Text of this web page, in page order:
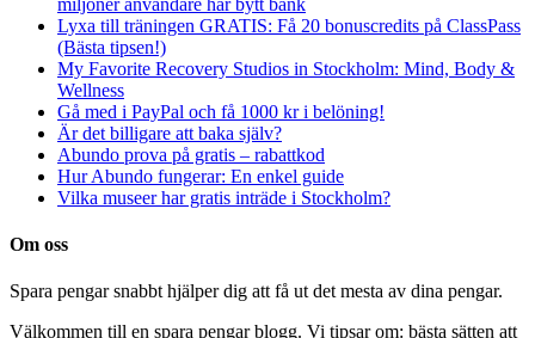
Lyxa till träningen GRATIS: Få 20 bonuscredits på ClassPass
(Bästa tipsen!)
My Favorite Recovery Studios in Stockholm: Mind, Body &
Wellness
Gå med i PayPal och få 1000 kr i belöning!
Är det billigare att baka själv?
Abundo prova på gratis – rabattkod
Hur Abundo fungerar: En enkel guide
Vilka museer har gratis inträde i Stockholm?
Om oss
Spara pengar snabbt hjälper dig att få ut det mesta av dina pengar.
Välkommen till en spara pengar blogg. Vi tipsar om: bästa sätten att